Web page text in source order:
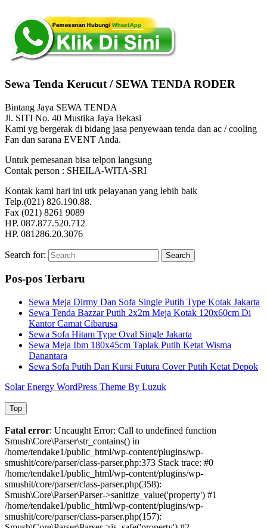
Sewa Tenda Kerucut / SEWA TENDA RODER
Bintang Jaya SEWA TENDA
Jl. SITI No. 40 Mustika Jaya Bekasi
Kami yg bergerak di bidang jasa penyewaan tenda dan ac / cooling
Fan dan sarana EVENT Anda.
Untuk pemesanan bisa telpon langsung
Contak person : SHEILA-WITA-SRI
Kontak kami hari ini utk pelayanan yang lebih baik
Telp.(021) 826.190.88.
Fax (021) 8261 9089
HP. 087.877.520.712
HP. 081286.20.3076
Search for: Search
Pos-pos Terbaru
Sewa Meja Dirmy Dan Sofa Single Putih Type Kotak Jakarta
Sewa Tenda Bazzar Putih 2x2m Meja Kotak 120x60cm Di
Kantor Camat Cibarusa
Sewa Sofa Hitam Type Oval Single Jakarta
Sewa Meja Ibm 180x45cm Taplak Putih Ketat Wisma
Danantara
Sewa Sofa Putih Dan Kursi Futura Cover Putih Ketat Depok
Solar Energy WordPress Theme By Luzuk
Top
Fatal error: Uncaught Error: Call to undefined function
Smush\Core\Parser\str_contains() in
/home/tendake1/public_html/wp-content/plugins/wp-
smushit/core/parser/class-parser.php:373 Stack trace: #0
/home/tendake1/public_html/wp-content/plugins/wp-
smushit/core/parser/class-parser.php(358):
Smush\Core\Parser\Parser->sanitize_value('property') #1
/home/tendake1/public_html/wp-content/plugins/wp-
smushit/core/parser/class-parser.php(157):